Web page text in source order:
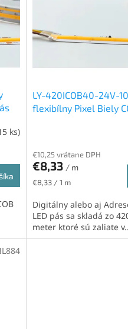
ks)
LY-420ICOB40-24V-
flexibílny Pixel Biely
€10,25 vrátane DPH
€8,33 / m
Jednotková
€8,33 / 1 m
Digitálny alebo aj
LED pás sa skladá zo
meter ktoré sú zaliate